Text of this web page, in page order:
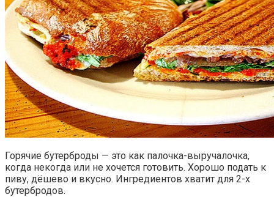
Горячие бутерброды — это как палочка-выручалочка,
когда некогда или не хочется готовить. Хорошо подать к
пиву, дёшево и вкусно. Ингредиентов хватит для 2-х
бутербродов.